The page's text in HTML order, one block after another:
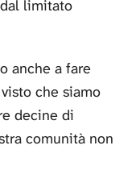
limitato
anche a fare
che siamo
decine di
comunità non